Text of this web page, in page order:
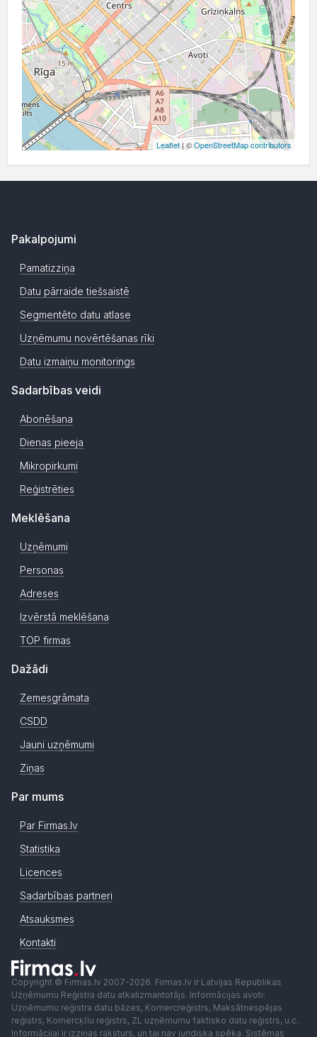
Leaflet| ©OpenStreetMap contributors
Pakalpojumi
Pamatizziņa
Datu pārraide tiešsaistē
Segmentēto datu atlase
Uzņēmumu novērtēšanas rīki
Datu izmaiņu monitorings
Sadarbības veidi
Abonēšana
Dienas pieeja
Mikropirkumi
Reģistrēties
Meklēšana
Uzņēmumi
Personas
Adreses
Izvērstā meklēšana
TOP firmas
Dažādi
Zemesgrāmata
CSDD
Jauni uzņēmumi
Ziņas
Par mums
Par Firmas.lv
Statistika
Licences
Sadarbības partneri
Atsauksmes
Kontakti
Copyright © Firmas.lv 2007-2026. Firmas.lv ir Latvijas Republikas
Uzņēmumu Reģistra datu atkalizmantotājs. Informācijas avoti:
Uzņēmumu reģistra datu bāzes, Komercreģistrs, Maksātnespējas
reģistrs, Komercķīlu reģistrs, ZL uzņēmumu faktisko datu reģistrs, u.c..
Informācijai ir izziņas raksturs, un tai nav juridiska spēka. Sistēmas